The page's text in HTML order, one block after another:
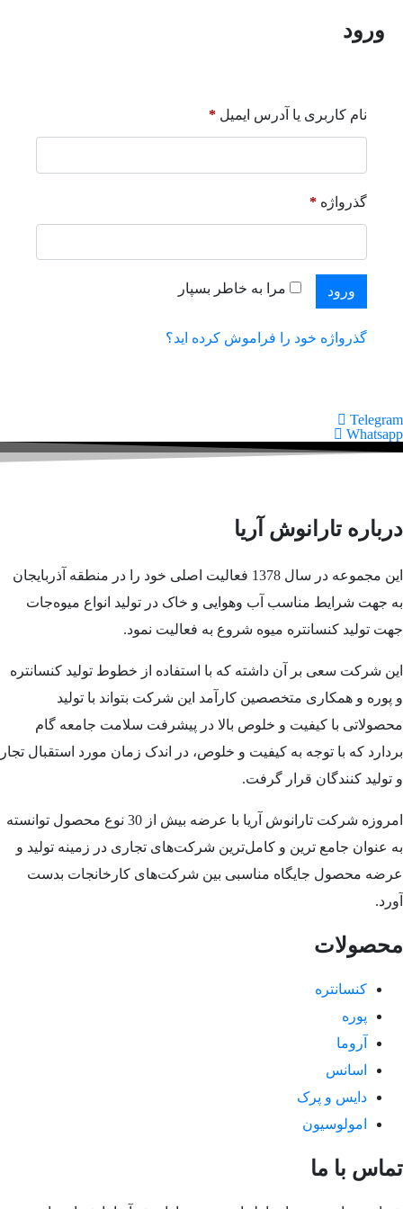
ورود
نام کاربری یا آدرس ایمیل *الزامی
گذرواژه *الزامی
مرا به خاطر بسپار ورود
گذرواژه خود را فراموش کرده اید؟
Telegram
Whatsapp
درباره تارانوش آریا
این مجموعه در سال 1378 فعالیت اصلی خود را در منطقه آذربایجان
به جهت شرایط مناسب آب وهوایی و خاک در تولید انواع میوه‌جات
جهت تولید کنسانتره میوه شروع به فعالیت نمود.
این شرکت سعی بر آن داشته که با استفاده از خطوط تولید کنسانتره
و پوره و همکاری متخصصین کارآمد این شرکت بتواند با تولید
محصولاتی با کیفیت و خلوص بالا در پیشرفت سلامت جامعه گام
بردارد که با توجه به کیفیت و خلوص، در اندک زمان مورد استقبال تجار
و تولید کنندگان قرار گرفت.
امروزه شرکت تارانوش آریا با عرضه بیش از 30 نوع محصول توانسته
به عنوان جامع ترین و کامل‌ترین شرکت‌های تجاری در زمینه تولید و
عرضه محصول جایگاه مناسبی بین شرکت‌های کارخانجات بدست
آورد.
محصولات
کنسانتره
پوره
آروما
اسانس
دایس و پرک
امولوسیون
تماس با ما